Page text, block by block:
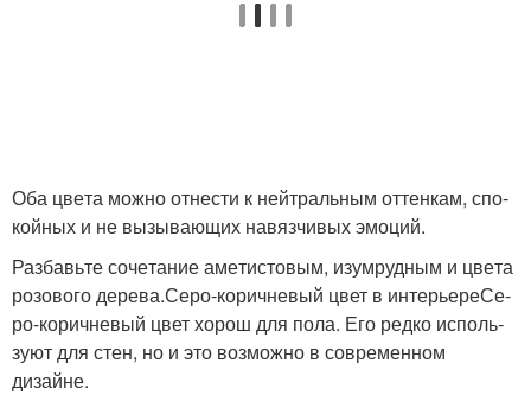
Оба цве­та мож­но отне­сти к ней­траль­ным оттен­кам, спо­
кой­ных и не вызы­ва­ю­щих навяз­чи­вых эмо­ций.
Раз­бавь­те соче­та­ние аме­ти­сто­вым, изу­мруд­ным и цве­та
розо­во­го дерева.Серо-коричневый цвет в инте­рье­ре­Се­
ро-корич­не­вый цвет хорош для пола. Его ред­ко исполь­
зу­ют для стен, но и это воз­мож­но в совре­мен­ном
дизайне.